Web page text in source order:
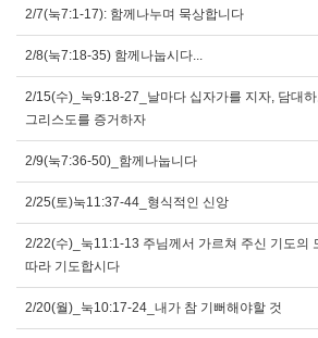
2/7(눅7:1-17): 함께나누며 묵상합니다
2/8(눅7:18-35) 함께나눕시다...
2/15(수)_눅9:18-27_날마다 십자가를 지자, 담대
그리스도를 증거하자
2/9(눅7:36-50)_함께나눕니다
2/25(토)눅11:37-44_형식적인 신앙
2/22(수)_눅11:1-13 주님께서 가르쳐 주신 기도의
따라 기도합시다
2/20(월)_눅10:17-24_내가 참 기뻐해야할 것